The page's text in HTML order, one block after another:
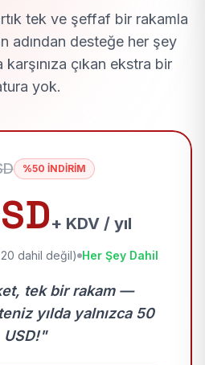
tek ve şeffaf bir rakamla
adından desteğe her şey
çıkan ekstra bir
yok.
%50 İNDİRİM
+ KDV / yıl
dahil değil) Her Şey Dahil
tek bir rakam —
yılda yalnızca 50
USD!"